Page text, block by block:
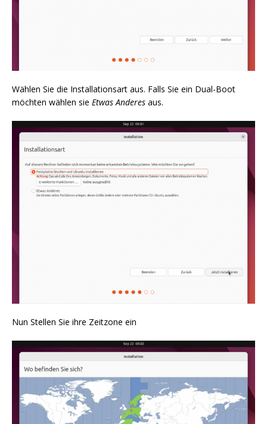
Wählen Sie die Installationsart aus. Falls Sie ein Dual-Boot
möchten wählen sie Etwas Anderes aus.
Nun Stellen Sie ihre Zeitzone ein